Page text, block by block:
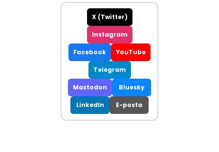
X (Twitter)
Instagram
Facebook YouTube
Telegram
Mastodon Bluesky
LinkedIn E-posta